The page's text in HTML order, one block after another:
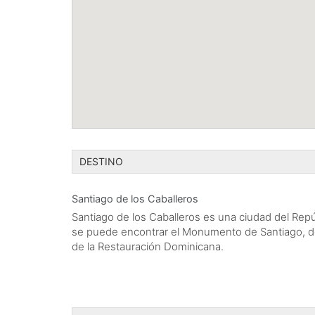
DESTINO
Santiago de los Caballeros
Santiago de los Caballeros es una ciudad del
se puede encontrar el Monumento de Santiago,
de la Restauración Dominicana.